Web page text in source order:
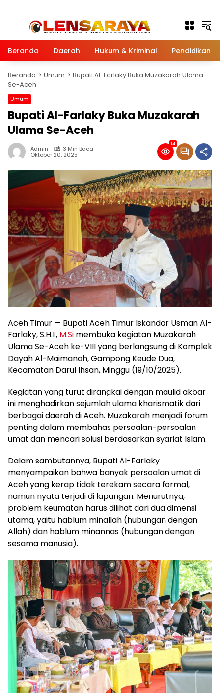
Beranda Daerah Hukum & Kriminal Pendidikan
Beranda Umum
Bupati Al-Farlaky Buka Muzakarah Ulama
Se-Aceh
Umum
Bupati Al-Farlaky Buka Muzakarah
Ulama Se-Aceh
Admin 3 Min Baca
Oktober 20, 2025
14
Aceh Timur — Bupati Aceh Timur Iskandar Usman Al-
Farlaky, S.H.I., M.Si membuka kegiatan Muzakarah
Ulama Se-Aceh ke-VIII yang berlangsung di Komplek
Dayah Al-Maimanah, Gampong Keude Dua,
Kecamatan Darul Ihsan, Minggu (19/10/2025).
Kegiatan yang turut dirangkai dengan maulid akbar
ini menghadirkan sejumlah ulama kharismatik dari
berbagai daerah di Aceh. Muzakarah menjadi forum
penting dalam membahas persoalan-persoalan
umat dan mencari solusi berdasarkan syariat Islam.
Dalam sambutannya, Bupati Al-Farlaky
menyampaikan bahwa banyak persoalan umat di
Aceh yang kerap tidak terekam secara formal,
namun nyata terjadi di lapangan. Menurutnya,
problem keumatan harus dilihat dari dua dimensi
utama, yaitu hablum minallah (hubungan dengan
Allah) dan hablum minannas (hubungan dengan
sesama manusia).